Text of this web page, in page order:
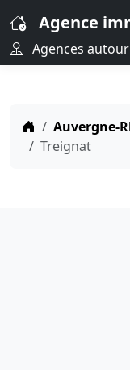
Agence
Agences
Auvergne-
Treignat